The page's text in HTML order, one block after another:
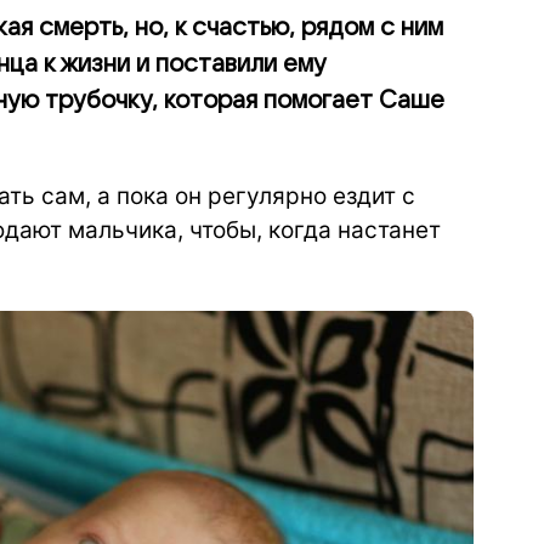
смерть, но, к счастью, рядом с ним
к жизни и поставили ему
трубочку, которая помогает Саше
сам, а пока он регулярно ездит с
мальчика, чтобы, когда настанет